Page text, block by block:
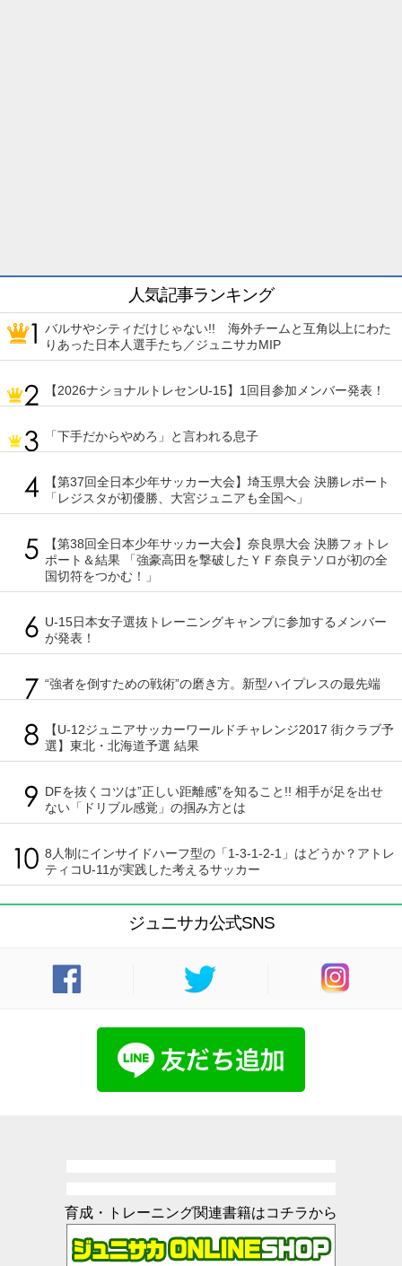
人気記事ランキング
バルサやシティだけじゃない!! 海外チームと互角以上にわた
りあった日本人選手たち／ジュニサカMIP
【2026ナショナルトレセンU-15】1回目参加メンバー発表！
「下手だからやめろ」と言われる息子
【第37回全日本少年サッカー大会】埼玉県大会 決勝レポート
「レジスタが初優勝、大宮ジュニアも全国へ」
【第38回全日本少年サッカー大会】奈良県大会 決勝フォトレ
ポート＆結果 「強豪高田を撃破したＹＦ奈良テソロが初の全
国切符をつかむ！」
U-15日本女子選抜トレーニングキャンプに参加するメンバー
が発表！
“強者を倒すための戦術”の磨き方。新型ハイプレスの最先端
【U-12ジュニアサッカーワールドチャレンジ2017 街クラブ予
選】東北・北海道予選 結果
DFを抜くコツは”正しい距離感”を知ること!! 相手が足を出せ
ない「ドリブル感覚」の掴み方とは
8人制にインサイドハーフ型の「1-3-1-2-1」はどうか？アトレ
ティコU-11が実践した考えるサッカー
ジュニサカ公式SNS
育成・トレーニング関連書籍はコチラから